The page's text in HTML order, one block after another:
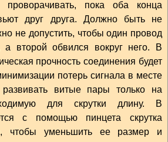
пока оба конца
друг друга. Должно быть не
не допустить, чтобы один провод
второй обвился вокруг него. В
прочность соединения будет
потерь сигнала в месте
витые пары только на
для скрутки длину. В
с помощью пинцета скрутка
чтобы уменьшить ее размер и